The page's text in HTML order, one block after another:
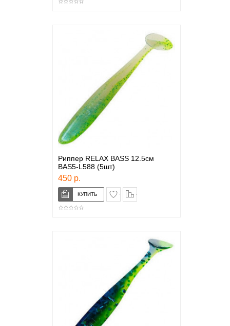
Риппер RELAX BASS 12.5см
BAS5-L588 (5шт)
450 р.
в закладки